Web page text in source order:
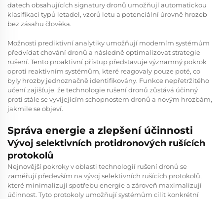
datech obsahujících signatury dronů umožňují automatickou
klasifikaci typů letadel, vzorů letu a potenciální úrovně hrozeb
bez zásahu člověka.
Možnosti prediktivní analytiky umožňují moderním systémům
předvídat chování dronů a následně optimalizovat strategie
rušení. Tento proaktivní přístup představuje významný pokrok
oproti reaktivním systémům, které reagovaly pouze poté, co
byly hrozby jednoznačně identifikovány. Funkce nepřetržitého
učení zajišťuje, žetechnologie rušení dronů zůstává účinný
proti stále se vyvíjejícím schopnostem dronů a novým hrozbám,
jakmile se objeví.
Správa energie a zlepšení účinnosti
Vývoj selektivních protidronových rušících
protokolů
Nejnovější pokroky v oblasti technologií rušení dronů se
zaměřují především na vývoj selektivních rušících protokolů,
které minimalizují spotřebu energie a zároveň maximalizují
účinnost. Tyto protokoly umožňují systémům cílit konkrétní